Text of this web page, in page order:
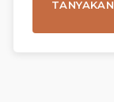
TANYAKAN